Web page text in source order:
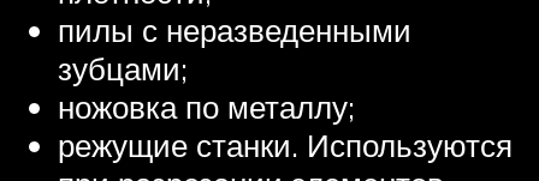
пилы с неразведенными
зубцами;
ножовка по металлу;
режущие станки. Используются